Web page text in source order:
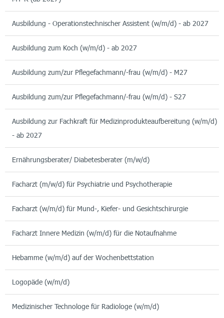
Ausbildung - Operationstechnischer Assistent (w/m/d) - ab 2027
Ausbildung zum Koch (w/m/d) - ab 2027
Ausbildung zum/zur Pflegefachmann/-frau (w/m/d) - M27
Ausbildung zum/zur Pflegefachmann/-frau (w/m/d) - S27
Ausbildung zur Fachkraft für Medizinprodukteaufbereitung (w/m/d)
- ab 2027
Ernährungsberater/ Diabetesberater (m/w/d)
Facharzt (m/w/d) für Psychiatrie und Psychotherapie
Facharzt (w/m/d) für Mund-, Kiefer- und Gesichtschirurgie
Facharzt Innere Medizin (w/m/d) für die Notaufnahme
Hebamme (w/m/d) auf der Wochenbettstation
Logopäde (w/m/d)
Medizinischer Technologe für Radiologe (w/m/d)